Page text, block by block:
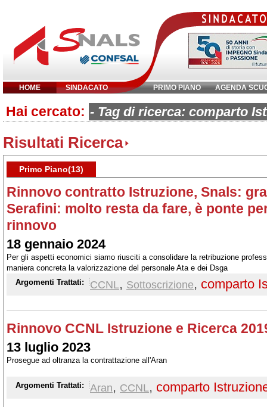
HOME SINDACATO PRIMO PIANO AGENDA
Inserisci parola chiave:
Hai cercato: - Tag di ricerca: comparto
Risultati Ricerca
Primo Piano(13)
Rinnovo contratto Istruzione, Snals:
Serafini: molto resta da fare, è ponte
rinnovo
18 gennaio 2024
Per gli aspetti economici siamo riusciti a consolidare la retribuzione
maniera concreta la valorizzazione del personale Ata e dei Dsga
Argomenti Trattati:
CCNL, Sottoscrizione, comparto
Rinnovo CCNL Istruzione e Ricerca
13 luglio 2023
Prosegue ad oltranza la contrattazione all'Aran
Argomenti Trattati: Aran, CCNL, comparto